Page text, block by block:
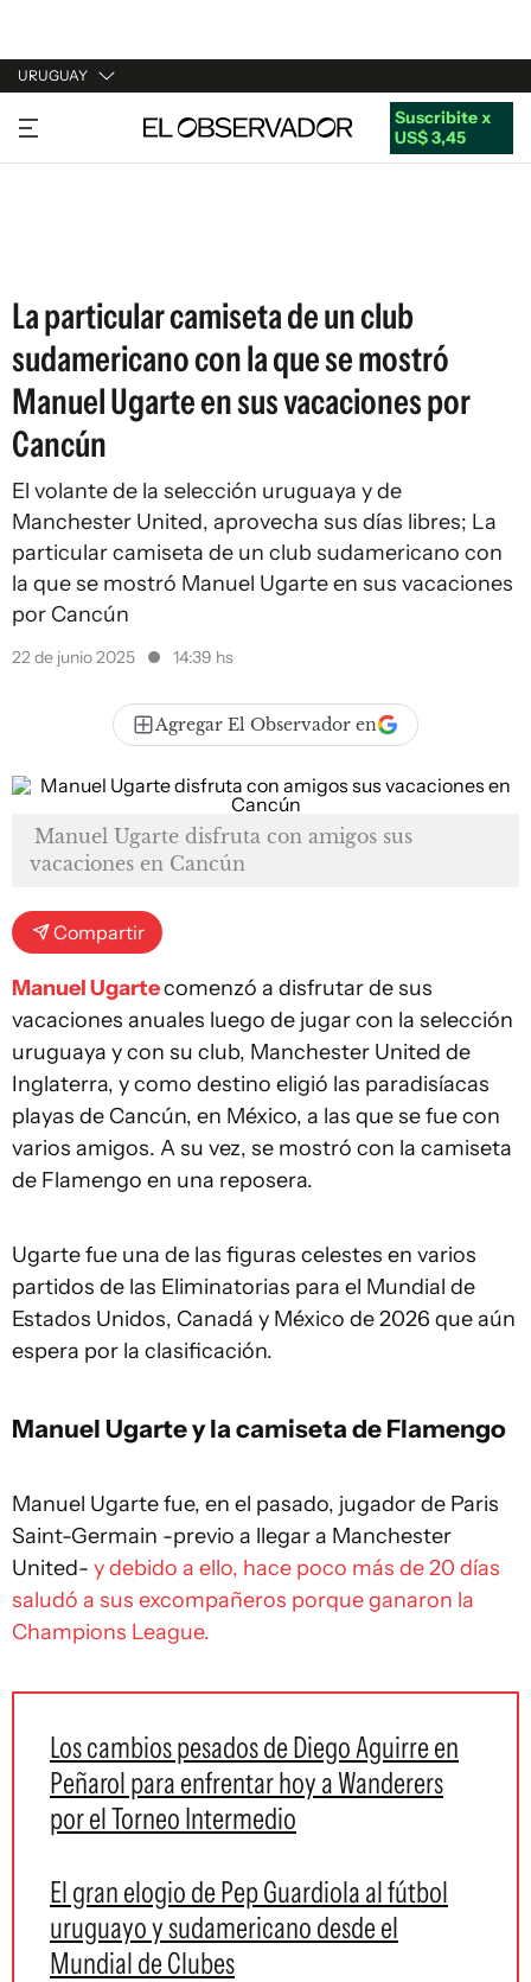
URUGUAY
URUGUAY
ARGENTINA
Suscribite x
US$ 3,45
La particular camiseta de un club
sudamericano con la que se mostró
Manuel Ugarte en sus vacaciones por
Cancún
El volante de la selección uruguaya y de
Manchester United, aprovecha sus días libres; La
particular camiseta de un club sudamericano con
la que se mostró Manuel Ugarte en sus vacaciones
por Cancún
22 de junio 2025 14:39 hs
Agregar El Observador en
Manuel Ugarte disfruta con amigos sus
vacaciones en Cancún
Compartir
Manuel Ugartecomenzó a disfrutar de sus
vacaciones anuales luego de jugar con la selección
uruguaya y con su club, Manchester United de
Inglaterra, y como destino eligió las paradisíacas
playas de Cancún, en México, a las que se fue con
varios amigos. A su vez, se mostró con la camiseta
de Flamengo en una reposera.
Ugarte fue una de las figuras celestes en varios
partidos de las Eliminatorias para el Mundial de
Estados Unidos, Canadá y México de 2026 que aún
espera por la clasificación.
Manuel Ugarte y la camiseta de Flamengo
Manuel Ugarte fue, en el pasado, jugador de Paris
Saint-Germain -previo a llegar a Manchester
United- y debido a ello, hace poco más de 20 días
saludó a sus excompañeros porque ganaron la
Champions League.
Los cambios pesados de Diego Aguirre en
Peñarol para enfrentar hoy a Wanderers
por el Torneo Intermedio
El gran elogio de Pep Guardiola al fútbol
uruguayo y sudamericano desde el
Mundial de Clubes